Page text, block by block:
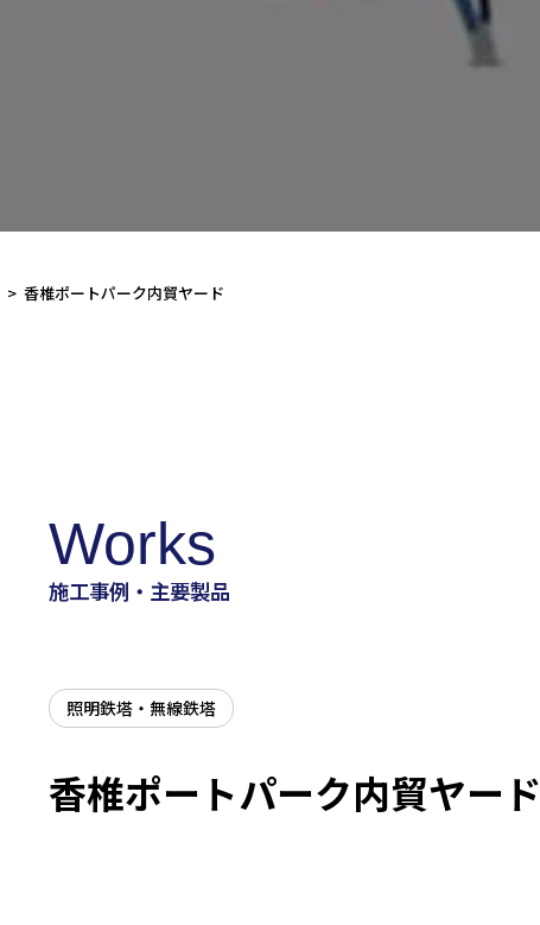
> 香椎ポートパーク内貿ヤード
Works
施工事例・主要製品
照明鉄塔・無線鉄塔
香椎ポートパーク内貿ヤード